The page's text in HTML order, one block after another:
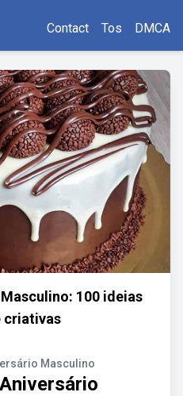
Contact Tos DMCA
100 ideias
criativas
Masculino